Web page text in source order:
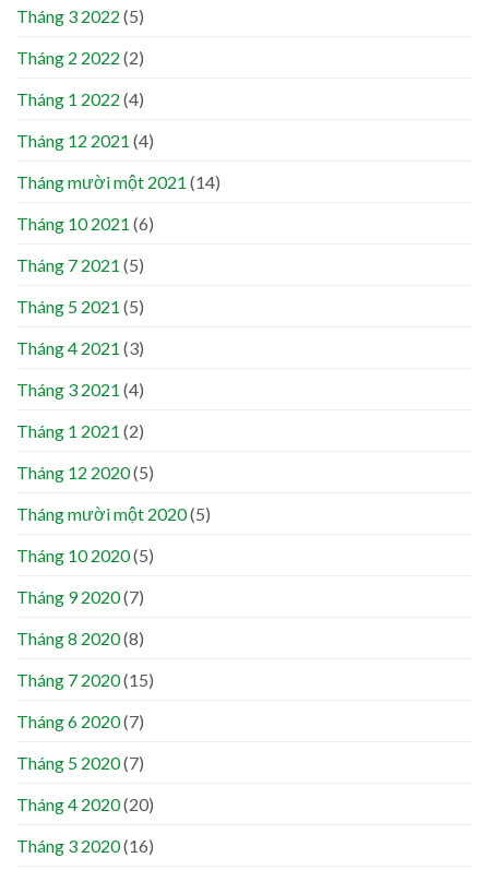
Tháng 3 2022 (5)
Tháng 2 2022 (2)
Tháng 1 2022 (4)
Tháng 12 2021 (4)
Tháng mười một 2021 (14)
Tháng 10 2021 (6)
Tháng 7 2021 (5)
Tháng 5 2021 (5)
Tháng 4 2021 (3)
Tháng 3 2021 (4)
Tháng 1 2021 (2)
Tháng 12 2020(5)
Tháng mười một 2020(5)
Tháng 10 2020(5)
Tháng 9 2020(7)
Tháng 8 2020(8)
Tháng 7 2020(15)
Tháng 6 2020(7)
Tháng 5 2020(7)
Tháng 4 2020(20)
Tháng 3 2020(16)